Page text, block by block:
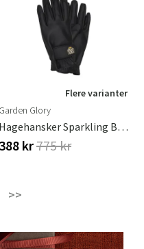
Flere varianter
Garden Glory
Hagehansker Sparkling Black Medium
388 kr775 kr
>>